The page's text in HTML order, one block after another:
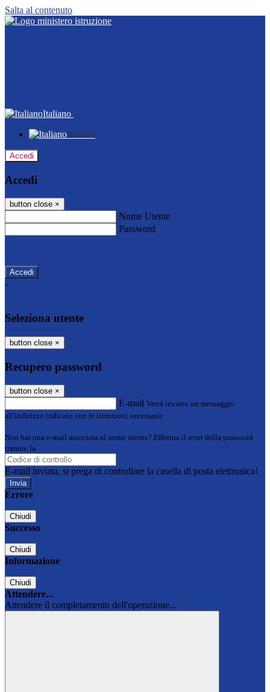
Salta al contenuto
Italiano
Italiano
Accedi
Accedi
button close ×
Nome Utente
Password
-
Seleziona utente
button close ×
Recupero password
button close ×
E-mail Verrà inviato un messaggio
all'indirizzo indicato con le istruzioni necessarie.
Non hai una e-mail associata al nome utente? Effettua il reset della password
tramite la
E-mail inviata, si prega di controllare la casella di posta elettronica!
Errore
Chiudi
Successo
Chiudi
Informazione
Chiudi
Attendere...
Attendere il completamento dell'operazione...